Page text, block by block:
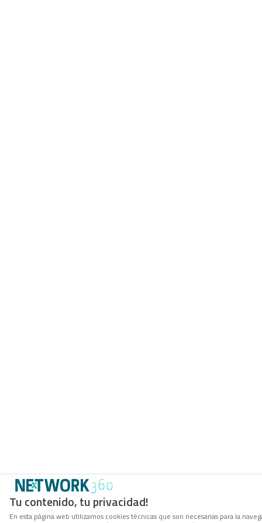
Tu contenido, tu privacidad!
En esta página web utilizamos cookies técnicas que son necesarias para la